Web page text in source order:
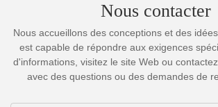
Nous contacter
Nous accueillons des conceptions et des
est capable de répondre aux exigences
d'informations, visitez le site Web ou
avec des questions ou des demandes de